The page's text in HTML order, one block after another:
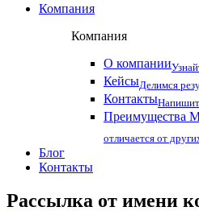
Компания
Компания
О компании
КейсыДелимся
Контакты
Преимущества
отличается от
Блог
Контакты
Рассылка от имени